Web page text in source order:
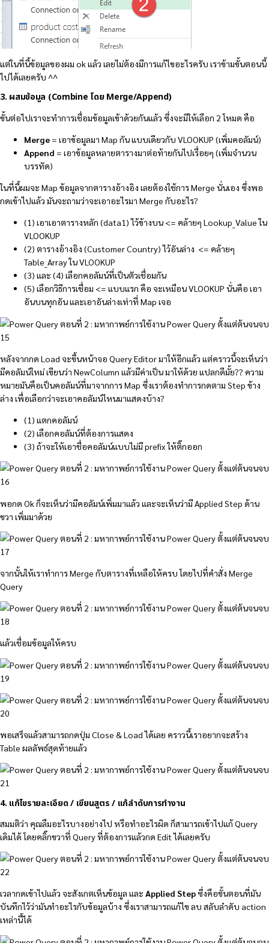
แต่ในที่นี้ข้อมูลของผม ok แล้ว เลยไม่ต้องมีการแก้ไขอะไรครับ เราข้ามขั้นตอนนี้
ไปได้เลยครับ ^^
3. ผสมข้อมูล (Combine โดย Merge/Append)
ขั้นต่อไปเราจะทำการเชื่อมข้อมูลเข้าด้วยกันแล้ว ซึ่งจะมีให้เลือก 2 โหมด คือ
Merge = เอาข้อมูลมา Map กัน แบบเดียวกับ VLOOKUP (เพิ่มคอลัมน์)
Append = เอาข้อมูลหลายตารางมาต่อท้ายกันไปเรื่อยๆ (เพิ่มจำนวน
บรรทัด)
ในที่นี้ผมจะ Map ข้อมูลจากตารางอ้างอิง เลยต้องใช้การ Merge นั่นเอง ซึ่งพอ
กดเข้าไปแล้ว มันจะถามว่าจะเอาอะไรมา Merge กับอะไร?
(1) เอาเอาตารางหลัก (data1) ไว้ข้างบน <= คล้ายๆ Lookup_Value ใน
VLOOKUP
(2) ตารางอ้างอิง (Customer Country) ไว้อันล่าง <= คล้ายๆ
Table_Array ใน VLOOKUP
(3) และ (4) เลือกคอลัมน์ที่เป็นตัวเชื่อมกัน
(5) เลือกวิธีการเชื่อม <= แบบแรก คือ จะเหมือน VLOOKUP นั่นคือ เอา
อันบนทุกอัน และเอาอันล่างเท่าที่ Map เจอ
หลังจากกด Load จะขึ้นหน้าจอ Query Editor มาให้อีกแล้ว แต่คราวนี้จะเห็นว่า
มีคอลัมน์ใหม่ เขียนว่า NewColumn แล้วมีค่าเป็น มาให้ด้วย แปลกดีมั้ย?? ความ
หมายมันคือเป็นคอลัมน์ที่มาจากการ Map ซึ่งเราต้องทำการกดตาม Step ข้าง
ล่าง เพื่อเลือกว่าจะเอาคอลัมน์ไหนมาแสดงบ้าง?
(1) แตกคอลัมน์
(2) เลือกคอลัมน์ที่ต้องการแสดง
(3) ถ้าจะให้เอาชื่อคอลัมน์แบบไม่มี prefix ให้ติ๊กออก
พอกด Ok ก็จะเห็นว่ามีคอลัมน์เพิ่มมาแล้ว และจะเห็นว่ามี Applied Step ด้าน
ขวา เพิ่มมาด้วย
จากนั้นให้เราทำการ Merge กับตารางที่เหลือให้ครบ โดยไปที่คำสั่ง Merge
Query
แล้วเชื่อมข้อมูลให้ครบ
พอเสร็จแล้วสามารถกดปุ่ม Close & Load ได้เลย คราวนี้เราอยากจะสร้าง
Table ผลลัพธ์สุดท้ายแล้ว
4. แก้ไขรายละเอียด / เขียนสูตร / แก้ลำดับการทำงาน
สมมติว่า คุณลืมอะไรบางอย่างไป หรือทำอะไรผิด ก็สามารถเข้าไปแก้ Query
เดิมได้ โดยคลิ๊กขวาที่ Query ที่ต้องการแล้วกด Edit ได้เลยครับ
เวลากดเข้าไปแล้ว จะสังเกตเห็นข้อมูล และ Applied Stepซึ่งคือขั้นตอนที่มัน
บันทึกไว้ว่ามันทำอะไรกับข้อมูลบ้าง ซึ่งเราสามารถแก้ไข ลบ สลับลำดับ action
เหล่านี้ได้